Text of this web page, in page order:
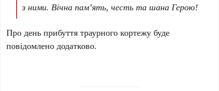
з ними. Вічна пам’ять, честь та шана Герою!
Про день прибуття траурного кортежу буде
повідомлено додатково.